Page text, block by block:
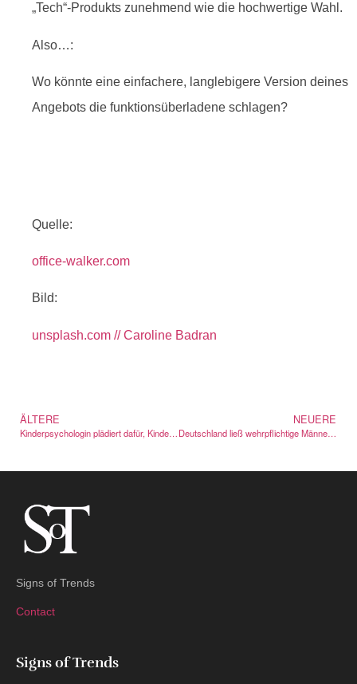
„Tech“-Produkts zunehmend wie die hochwertige Wahl.
Also…:
Wo könnte eine einfachere, langlebigere Version deines
Angebots die funktionsüberladene schlagen?
Quelle:
office-walker.com
Bild:
unsplash.com // Caroline Badran
ÄLTERE
Kinderpsychologin plädiert dafür, Kinder Unbehagen aushalten zu lassen
NEUERE
Deutschland ließ wehrpflichtige Männer Auslandsreisen melden — und ruderte zurück
Signs of Trends
Contact
Signs of Trends